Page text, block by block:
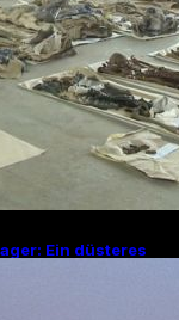
Ein düsteres
und serbische